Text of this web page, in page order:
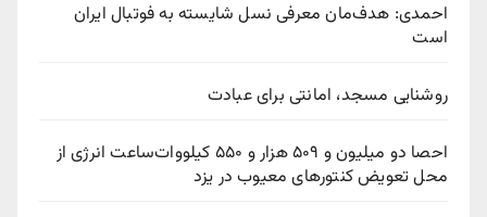
احمدی: هدف‌مان معرفی نسل شایسته به فوتبال ایران
است
روشنایی مسجد، امانتی برای عبادت
احصا دو میلیون و ۵۰۹ هزار و ۵۵۰ کیلووات‌ساعت انرژی از
محل تعویض کنتورهای معیوب در یزد